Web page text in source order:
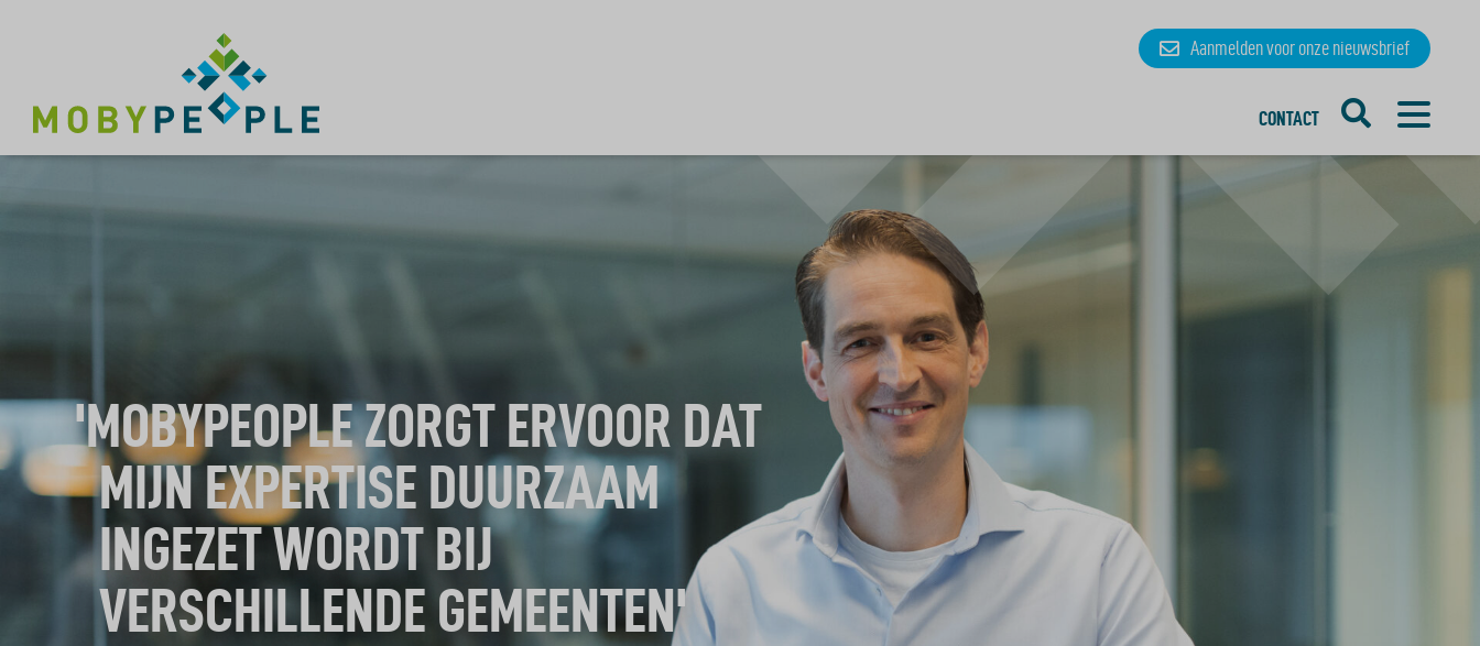
Aanmeldenvoor onze nieuwsbrief
CONTACT
'MOBYPEOPLE ZORGT ERVOOR DAT
MIJN EXPERTISE DUURZAAM
INGEZET WORDT BIJ
VERSCHILLENDE GEMEENTEN'